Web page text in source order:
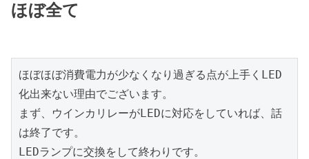
ほぼ全て
ほぼほぼ消費電力が少なくなり過ぎる点が上手くLED
化出来ない理由でございます。
まず、ウインカリレーがLEDに対応をしていれば、話
は終了です。
LEDランプに交換をして終わりです。